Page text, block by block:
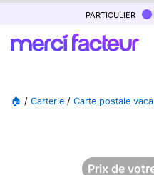
particulier
🏠 / Carterie / Carte postale
Prix de